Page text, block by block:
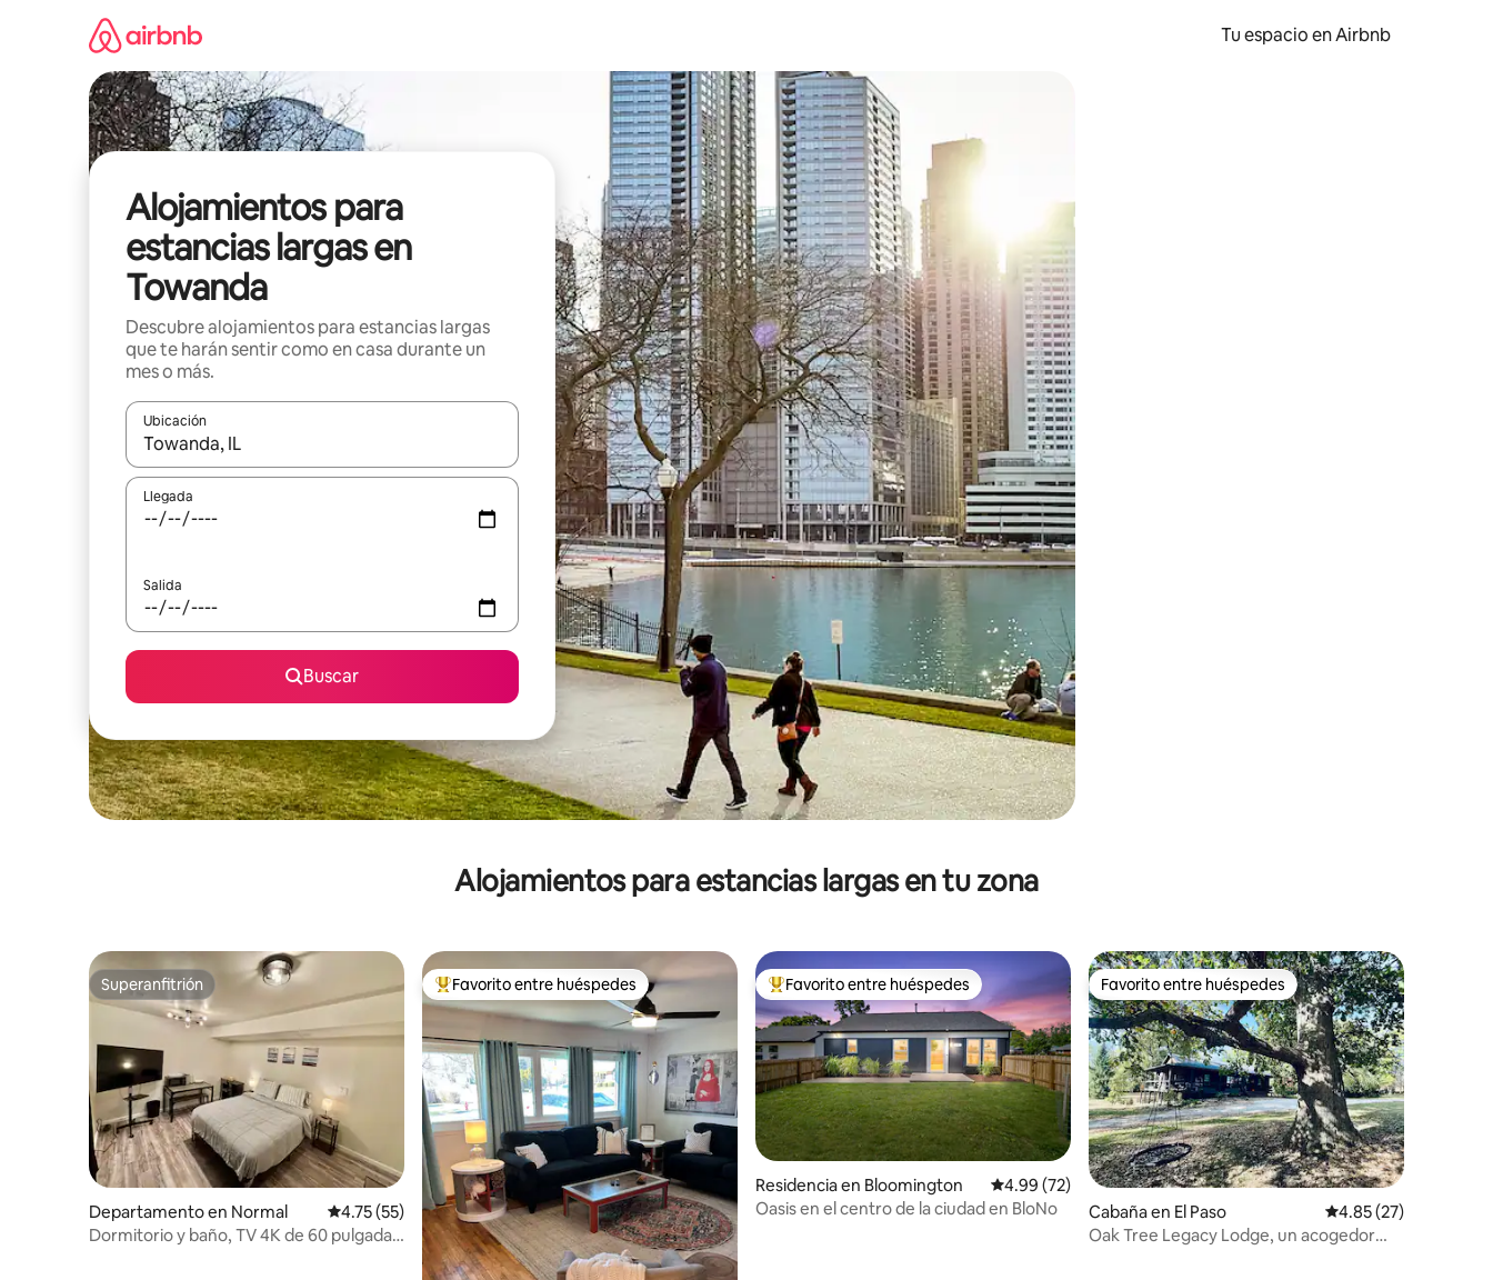
Tu espacio en Airbnb
Alojamientos para
estancias largas en
Towanda
Descubre alojamientos para estancias largas
que te harán sentir como en casa durante un
mes o más.
Ubicación
Cuando los resultados estén disponibles, podrás navegar usando las teclas de las flechas hacia arriba y hacia abajo, o bien tocando y deslizando la pantalla.
Llegada
Salida
Buscar
Alojamientos para estancias largas en tu zona
Superanfitrión
Superanfitrión
Departamento en Normal Calificación promedio: 4.75 de 5; 55 evaluaciones
4.75 (55)
Dormitorio y baño, TV 4K de 60 pulgadas,
De los mejores en Favorito entre huéspedes
Favorito entre huéspedes De los mejores en Favorito entre huéspedes
Favorito entre huéspedes
Residencia en Bloomington Calificación promedio: 4.99 de 5; 72 evaluaciones
4.99 (72)
Oasis en el centro de la ciudad en BloNo
Favorito entre huéspedes
Favorito entre huéspedes
Cabaña en El Paso Calificación
4.85 (27)
Oak Tree Legacy Lodge, un acogedor